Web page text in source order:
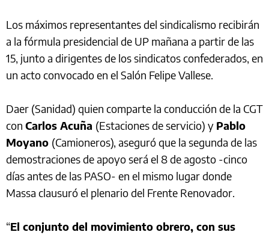
Los máximos representantes del sindicalismo recibirán
a la fórmula presidencial de UP mañana a partir de las
15, junto a dirigentes de los sindicatos confederados, en
un acto convocado en el Salón Felipe Vallese.
Daer (Sanidad) quien comparte la conducción de la CGT
con Carlos Acuña (Estaciones de servicio) y Pablo
Moyano (Camioneros), aseguró que la segunda de las
demostraciones de apoyo será el 8 de agosto -cinco
días antes de las PASO- en el mismo lugar donde
Massa clausuró el plenario del Frente Renovador.
“El conjunto del movimiento obrero, con sus